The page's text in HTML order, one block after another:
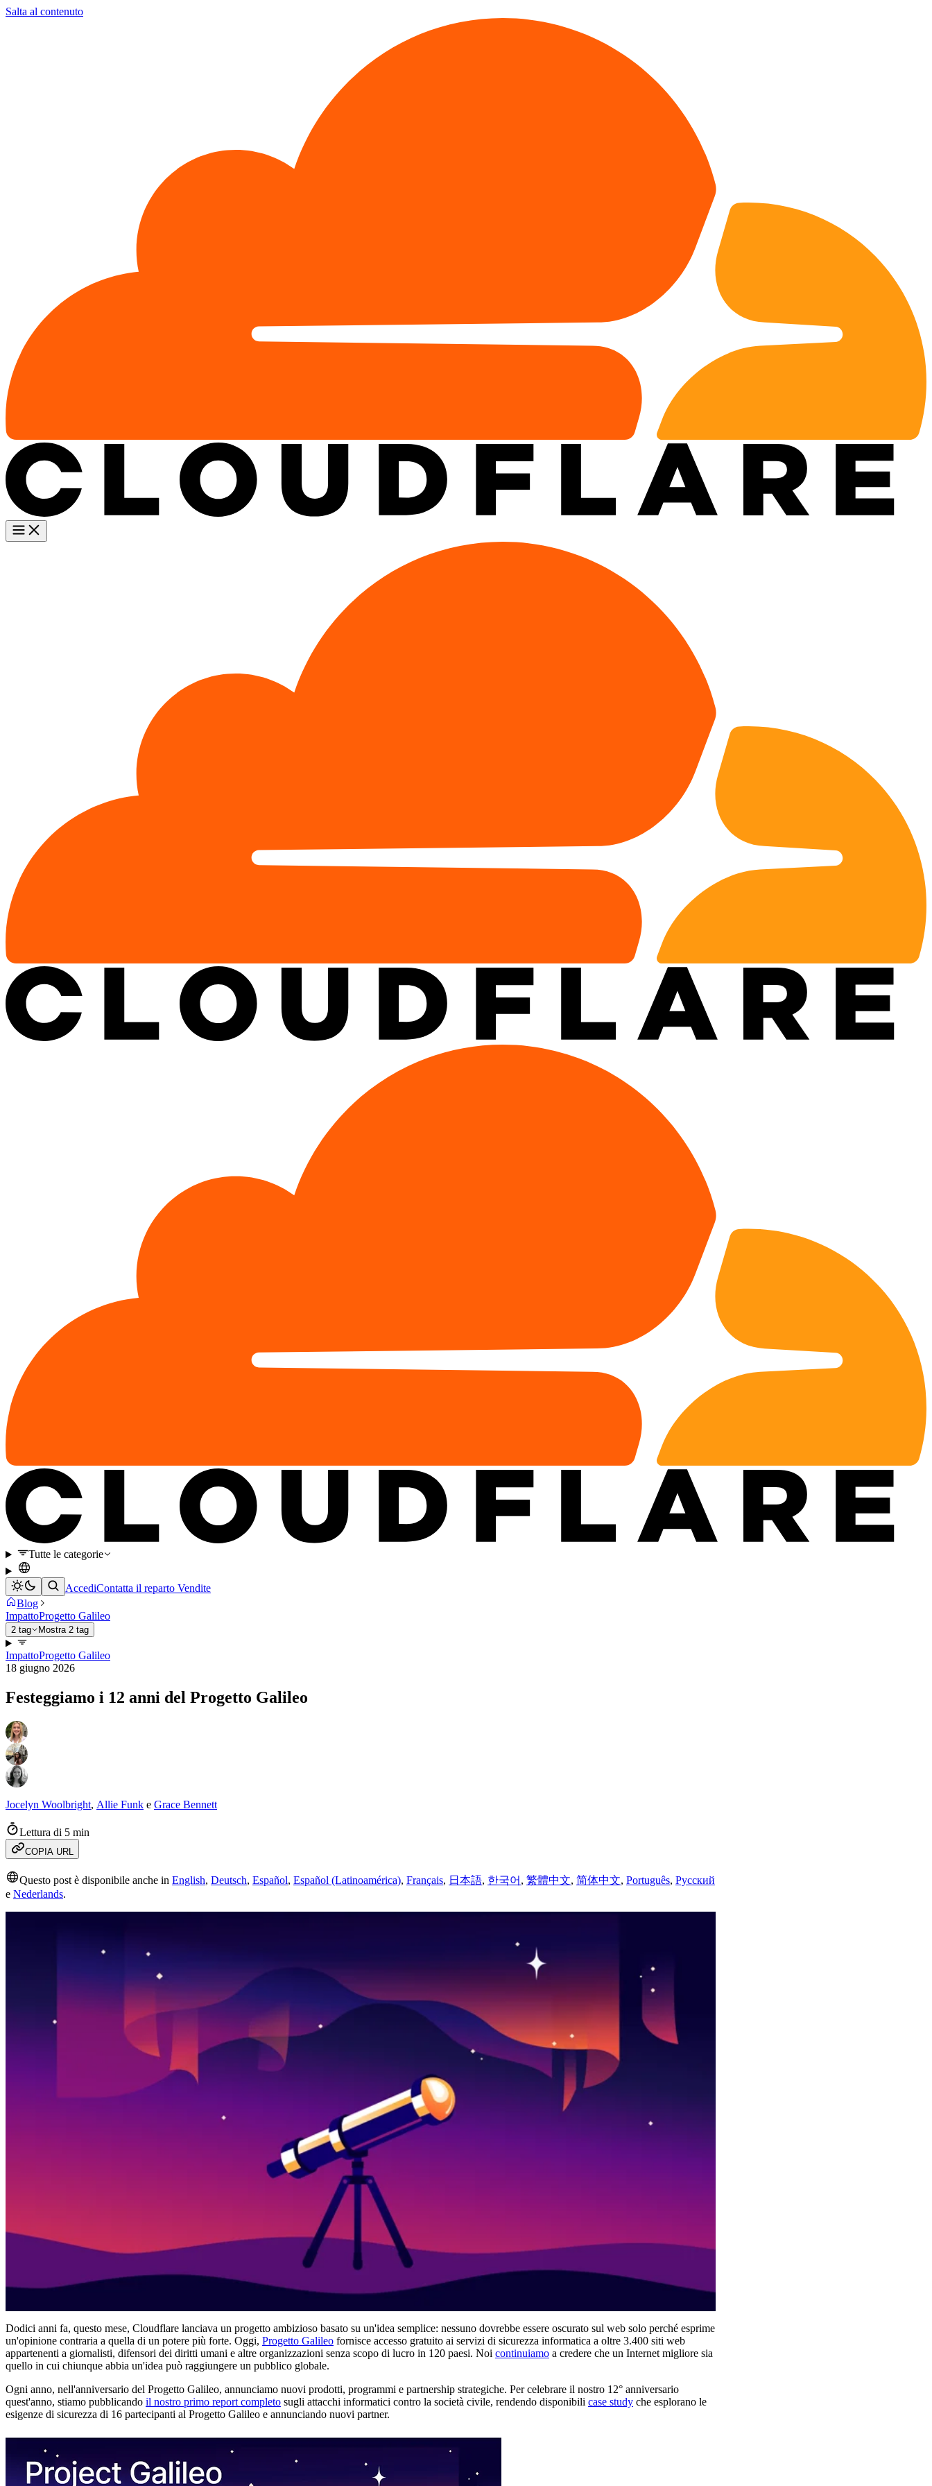
Salta al contenuto
Tutte le categorie
AccediContatta il reparto Vendite
Blog
ImpattoProgetto Galileo
2 tag Mostra 2 tag
ImpattoProgetto Galileo
18 giugno 2026
Festeggiamo i 12 anni del Progetto Galileo
Jocelyn Woolbright, Allie Funk e Grace Bennett
Lettura di 5 min
COPIA URL
Questo post è disponibile anche in English, Deutsch, Español, Español (Latinoamérica), Français, 日本語, 한국어 , 繁體中文, 简体中文, Português, Русский
e Nederlands.
Dodici anni fa, questo mese, Cloudflare lanciava un progetto ambizioso basato su un'idea semplice: nessuno dovrebbe essere oscurato sul web solo perché esprime
un'opinione contraria a quella di un potere più forte. Oggi, Progetto Galileo fornisce accesso gratuito ai servizi di sicurezza informatica a oltre 3.400 siti web
appartenenti a giornalisti, difensori dei diritti umani e altre organizzazioni senza scopo di lucro in 120 paesi. Noi continuiamo a credere che un Internet migliore sia
quello in cui chiunque abbia un'idea può raggiungere un pubblico globale.
Ogni anno, nell'anniversario del Progetto Galileo, annunciamo nuovi prodotti, programmi e partnership strategiche. Per celebrare il nostro 12° anniversario
quest'anno, stiamo pubblicando il nostro primo report completo sugli attacchi informatici contro la società civile, rendendo disponibili case study che esplorano le
esigenze di sicurezza di 16 partecipanti al Progetto Galileo e annunciando nuovi partner.